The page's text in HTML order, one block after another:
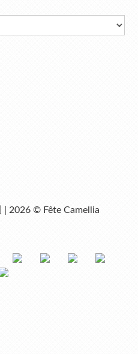
| 2026 © Fête Camellia